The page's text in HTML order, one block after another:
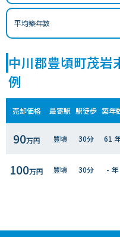
平均築年数
中川郡豊頃町茂岩
例
売却価格 最寄駅 駅徒歩 築年
90万円 豊頃 30分 61
100万円 豊頃 30分 - 年